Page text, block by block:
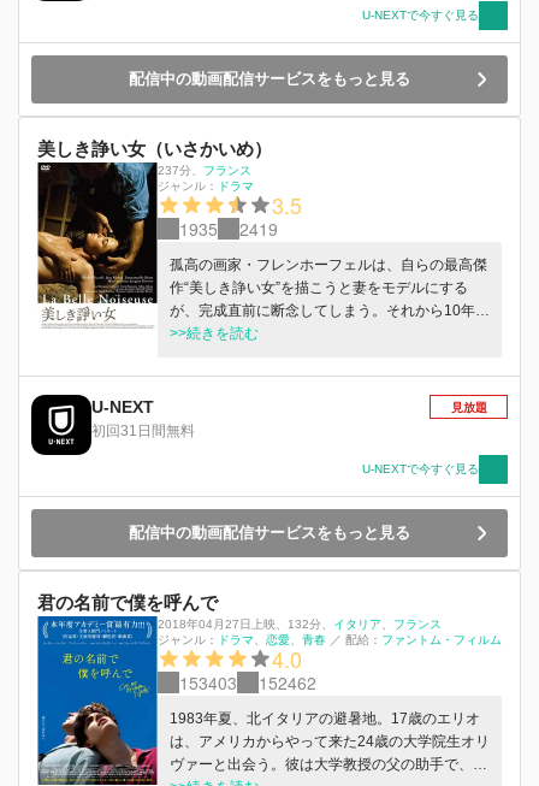
ャーロットに惹かれていき――。U-NEXTで今すぐ見る
配信中の動画配信サービスをもっと見る
美しき諍い女（いさかいめ）
237分
フランス
ジャンル：
ドラマ
3.5
1935 2419
孤高の画家・フレンホーフェルは、自らの最高傑
作“美しき諍い女”を描こうと妻をモデルにする
が、完成直前に断念してしまう。それから10年
後、彼の前に若いモデル・マリアンヌが現れる。
げに取りかかるが…。
>>続きを読む
U-NEXT
初回31日間無料
見放題
U-NEXTで今すぐ見る
配信中の動画配信サービスをもっと見る
君の名前で僕を呼んで
2018年04月27日上映 132分 イタリア
フランス
ジャンル：
ドラマ 恋愛 青春 ／ 配給： ファントム・フィルム
4.0
153403 152462
1983年夏、北イタリアの避暑地。17歳のエリオ
は、アメリカからやって来た24歳の大学院生オリ
ヴァーと出会う。彼は大学教授の父の助手で、夏